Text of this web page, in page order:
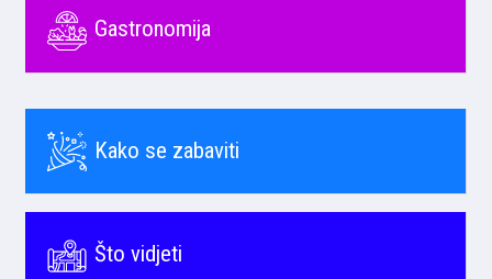
Gastronomija
Kako se zabaviti
Što vidjeti